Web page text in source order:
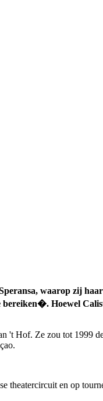
waarop zij
Hoewel
't Hof. Ze zou tot 1999
theatercircuit en op